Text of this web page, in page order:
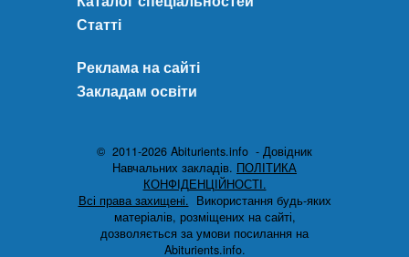
Статті
Реклама на сайті
Закладам освіти
© 2011-2026 Abiturients.info - Довідник
Навчальних закладів. ПОЛІТИКА
КОНФІДЕНЦІЙНОСТІ.
Всі права захищені. Використання будь-яких
матеріалів, розміщених на сайті,
дозволяється за умови посилання на
Abiturients.info.